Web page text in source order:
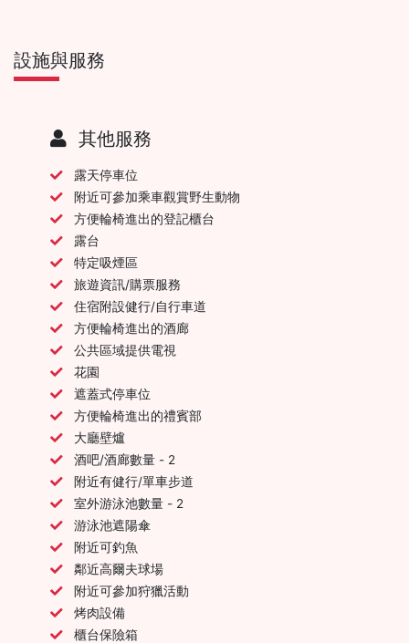
設施與服務
其他服務
露天停車位
附近可參加乘車觀賞野生動物
方便輪椅進出的登記櫃台
露台
特定吸煙區
旅遊資訊/購票服務
住宿附設健行/自行車道
方便輪椅進出的酒廊
公共區域提供電視
花園
遮蓋式停車位
方便輪椅進出的禮賓部
大廳壁爐
酒吧/酒廊數量 - 2
附近有健行/單車步道
室外游泳池數量 - 2
游泳池遮陽傘
附近可釣魚
鄰近高爾夫球場
附近可參加狩獵活動
烤肉設備
櫃台保險箱